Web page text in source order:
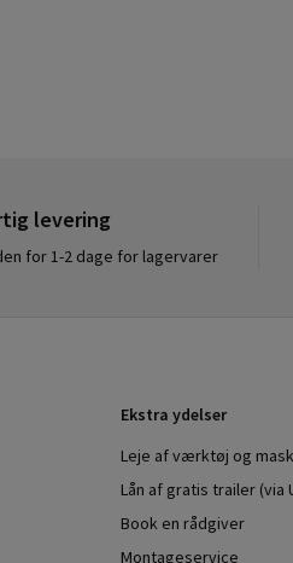
levering
for 1-2 dage for lagervarer
Ekstra ydelser
Leje af værktøj og
Lån af gratis trailer (via
Book en rådgiver
Montageservice